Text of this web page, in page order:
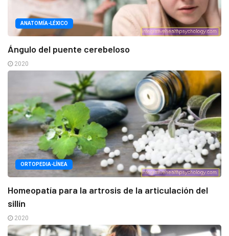
ANATOMÍA-LÉXICO
Ángulo del puente cerebeloso
2020
ORTOPEDIA-LÍNEA
Homeopatía para la artrosis de la articulación del
sillín
2020